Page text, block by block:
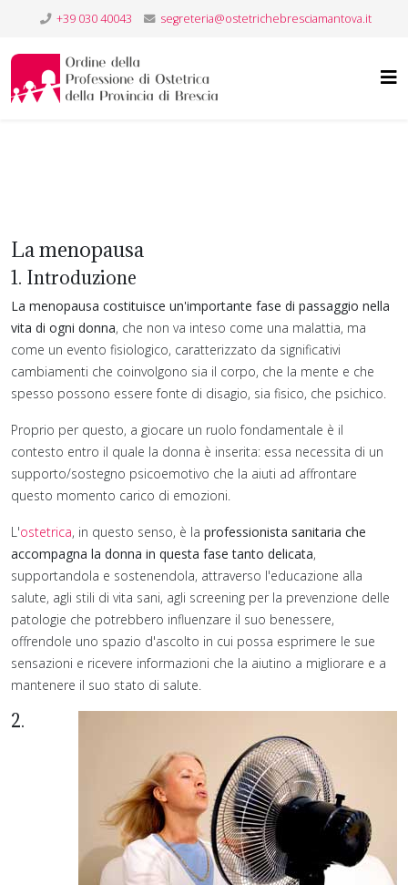
+39 030 40043 segreteria@ostetrichebresciamantova.it
La menopausa
1. Introduzione
La menopausa costituisce un'importante fase di passaggio nella
vita di ogni donna, che non va inteso come una malattia, ma
come un evento fisiologico, caratterizzato da significativi
cambiamenti che coinvolgono sia il corpo, che la mente e che
spesso possono essere fonte di disagio, sia fisico, che psichico.
Proprio per questo, a giocare un ruolo fondamentale è il
contesto entro il quale la donna è inserita: essa necessita di un
supporto/sostegno psicoemotivo che la aiuti ad affrontare
questo momento carico di emozioni.
L'ostetrica, in questo senso, è la professionista sanitaria che
accompagna la donna in questa fase tanto delicata,
supportandola e sostenendola, attraverso l'educazione alla
salute, agli stili di vita sani, agli screening per la prevenzione delle
patologie che potrebbero influenzare il suo benessere,
offrendole uno spazio d'ascolto in cui possa esprimere le sue
sensazioni e ricevere informazioni che la aiutino a migliorare e a
mantenere il suo stato di salute.
2.